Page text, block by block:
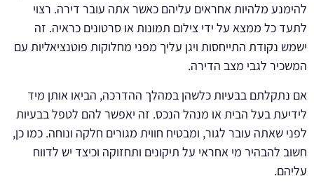
להימנע מלהיות אחראים עליהם כאשר אתה עובר דירה. רצוי
לתעד כל ממצא על ידי צילום תמונות או סרטונים כראיה. זה
ישמש נקודת התייחסות ויגן עליך מפני מחלוקות פוטנציאליות עם
המשכיר לגבי מצב הדירה.
אם נתקלתם בבעיות כלשהן במהלך ההדרכה, הביאו אותן מיד
לידיעת בעל הבית או מנהל הנכס. זה יאפשר להם לטפל בבעיות
לפני שאתה עובר לגור, ומבטיח חווית מגורים חלקה ונוחה. כמו כן,
חשוב להבהיר מי אחראי על תיקונים ותחזוקה וכיצד יש לדווח
עליהם.